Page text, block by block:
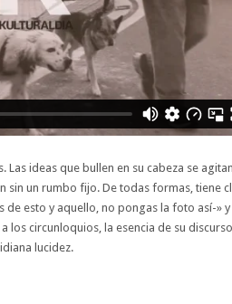
Las ideas que bullen en su cabeza se
sin un rumbo fijo. De todas formas, tiene
esto y aquello, no pongas la foto así-»
los circunloquios, la esencia de su
lucidez.